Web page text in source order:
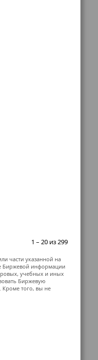
1 – 20 из 299
части указанной на
Биржевой информации
учебных и иных
Биржевую
Кроме того, вы не